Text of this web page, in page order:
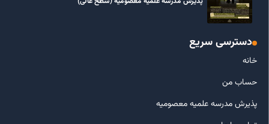
دسترسی سریع
خانه
حساب من
پذیرش مدرسه علمیه معصومیه